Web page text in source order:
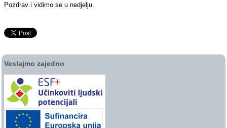
Pozdrav i vidimo se u nedjelju.
Veslajmo zajedno